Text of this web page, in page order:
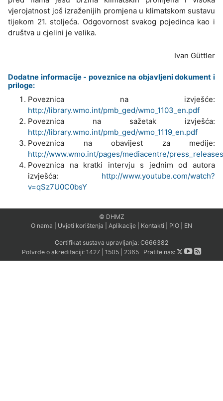
vjerojatnost još izraženijih promjena u klimatskom sustavu
tijekom 21. stoljeća. Odgovornost svakog pojedinca kao i
društva u cjelini je velika.
Ivan Güttler
Dodatne informacije - poveznice na objavljeni dokument i
priloge:
Poveznica na izvješće:
http://library.wmo.int/pmb_ged/wmo_1103_en.pdf
Poveznica na sažetak izvješća:
http://library.wmo.int/pmb_ged/wmo_1119_en.pdf
Poveznica na obavijest za medije:
http://www.wmo.int/pages/mediacentre/
Poveznica na kratki intervju s jednim od autora
izvješća: http://www.youtube.com/watch?
v=qSz7U0C0bsY
© DHMZ
O nama
Uvjeti korištenja Aplikacije Kontakti PiO EN
Certifikat sustava upravljanja: C666382
Potvrde o akreditaciji: 1427| 1505| 2365Pratite nas: